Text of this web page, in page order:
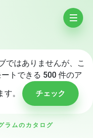
ではありませんが、こ
トできる 500 件のア
す。
チェック
ラムのカタログ